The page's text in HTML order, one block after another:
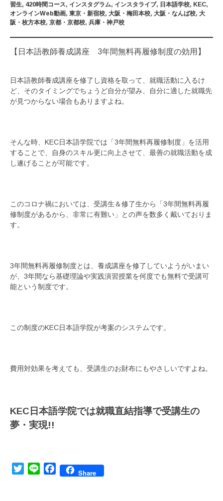
習生, 420時間コース, インスタグラム, インスタライブ, 日本語学校, KEC,
オンラインWeb動画, 東京・新宿校, 大阪・梅田本校, 大阪・なんば校, 大
阪・枚方本校, 京都・京都校, 兵庫・神戸校
【日本語教師養成講座 3年間無料再履修制度の効用】
日本語教師養成講座を修了し資格を取って、就職活動に入るけ
ど、そのタイミングでちょうど自分が望み、自分に適した就職先
が見つからない場合もありますよね。
そんな時、KEC日本語学院では「3年間無料再履修制度」を活用
することで、自身のスキル更に向上させて、最善の就職活動を成
し遂げることが可能です。
このコロナ禍においては、受講生＆修了生から「3年間無料再履
修制度があるから、非常に有難い」との声を数多く戴いておりま
す。
3年間無料再履修制度とは、養成講座を修了していようがいまい
が、3年間なら基礎理論や実践演習授業を何度でも無料で受講可
能という制度です。
この制度のKEC日本語学院が考案のシステムです。
費用対効果を考えても、受講生のお財布にもやさしいですよね。
KEC 日本語学院では就職直結指導で受講生の
夢・実現!!
TwitterLine FacebookShare